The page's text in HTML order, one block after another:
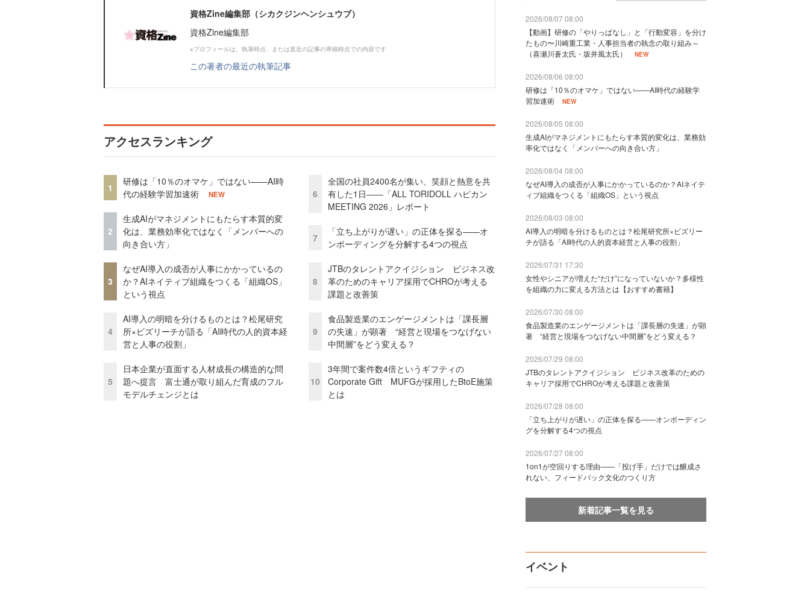
資格Zine編集部（シカクジンヘンシュウブ）
資格Zine編集部
※プロフィールは、執筆時点、または直近の記事の寄稿時点での内容です
この著者の最近の執筆記事
アクセスランキング
1
研修は「10％のオマケ」ではない——AI時
代の経験学習加速術
NEW
2
生成AIがマネジメントにもたらす本質的変
化は、業務効率化ではなく「メンバーへの
向き合い方」
3
なぜAI導入の成否が人事にかかっているの
か？AIネイティブ組織をつくる「組織OS」
という視点
4
AI導入の明暗を分けるものとは？松尾研究
所×ビズリーチが語る「AI時代の人的資本経
営と人事の役割」
5
日本企業が直面する人材成長の構造的な問
題へ提言 富士通が取り組んだ育成のフル
モデルチェンジとは
6
全国の社員2400名が集い、笑顔と熱意を共
有した1日――「ALL TORIDOLL ハピカン
MEETING 2026」レポート
7
「立ち上がりが遅い」の正体を探る——オ
ンボーディングを分解する4つの視点
8
JTBのタレントアクイジション ビジネス改
革のためのキャリア採用でCHROが考える
課題と改善策
9
食品製造業のエンゲージメントは「課長層
の失速」が顕著 “経営と現場をつなげない
中間層”をどう変える？
10
3年間で案件数4倍というギフティの
Corporate Gift MUFGが採用したBtoE施策
とは
2026/08/07 08:00
【動画】研修の「やりっぱなし」と「行動変容」を分け
たもの〜川崎重工業・人事担当者の執念の取り組み～
（喜瀬川蒼太氏・坂井風太氏）
NEW
2026/08/06 08:00
研修は「10％のオマケ」ではない——AI時代の経験学
習加速術
NEW
2026/08/05 08:00
生成AIがマネジメントにもたらす本質的変化は、業務効
率化ではなく「メンバーへの向き合い方」
2026/08/04 08:00
なぜAI導入の成否が人事にかかっているのか？AIネイテ
ィブ組織をつくる「組織OS」という視点
2026/08/03 08:00
AI導入の明暗を分けるものとは？松尾研究所×ビズリー
チが語る「AI時代の人的資本経営と人事の役割」
2026/07/31 17:30
女性やシニアが増えた“だけ”になっていないか？多様性
を組織の力に変える方法とは【おすすめ書籍】
2026/07/30 08:00
食品製造業のエンゲージメントは「課長層の失速」が顕
著 “経営と現場をつなげない中間層”をどう変える？
2026/07/29 08:00
JTBのタレントアクイジション ビジネス改革のための
キャリア採用でCHROが考える課題と改善策
2026/07/28 08:00
「立ち上がりが遅い」の正体を探る——オンボーディン
グを分解する4つの視点
2026/07/27 08:00
1on1が空回りする理由——「投げ手」だけでは醸成さ
れない、フィードバック文化のつくり方
新着記事一覧を見る
イベント